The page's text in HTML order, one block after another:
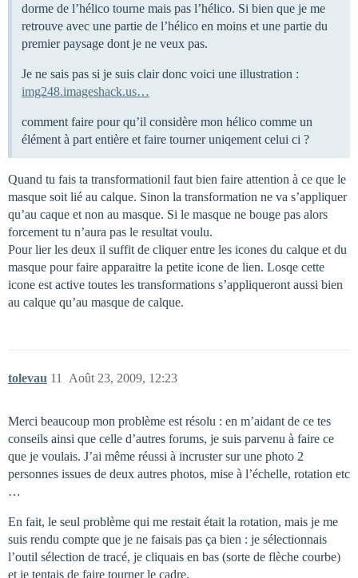
dorme de l’hélico tourne mais pas l’hélico. Si bien que je me
retrouve avec une partie de l’hélico en moins et une partie du
premier paysage dont je ne veux pas.
Je ne sais pas si je suis clair donc voici une illustration :
img248.imageshack.us…
comment faire pour qu’il considère mon hélico comme un
élément à part entière et faire tourner uniqement celui ci ?
Quand tu fais ta transformationil faut bien faire attention à ce que le
masque soit lié au calque. Sinon la transformation ne va s’appliquer
qu’au caque et non au masque. Si le masque ne bouge pas alors
forcement tu n’aura pas le resultat voulu.
Pour lier les deux il suffit de cliquer entre les icones du calque et du
masque pour faire apparaitre la petite icone de lien. Losqe cette
icone est active toutes les transformations s’appliqueront aussi bien
au calque qu’au masque de calque.
tolevau Août 23, 2009, 12:23
11
Merci beaucoup mon problème est résolu : en m’aidant de ce tes
conseils ainsi que celle d’autres forums, je suis parvenu à faire ce
que je voulais. J’ai même réussi à incruster sur une photo 2
personnes issues de deux autres photos, mise à l’échelle, rotation etc
…
En fait, le seul problème qui me restait était la rotation, mais je me
suis rendu compte que je ne faisais pas ça bien : je sélectionnais
l’outil sélection de tracé, je cliquais en bas (sorte de flèche courbe)
et je tentais de faire tourner le cadre.